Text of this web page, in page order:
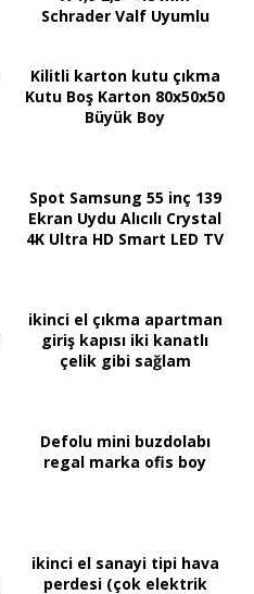
Schrader Valf Uyumlu
Kilitli karton kutu çıkma
Kutu Boş Karton 80x50x50
Büyük Boy
Spot Samsung 55 inç 139
Ekran Uydu Alıcılı Crystal
4K Ultra HD Smart LED TV
ikinci el çıkma apartman
giriş kapısı iki kanatlı
çelik gibi sağlam
Defolu mini buzdolabı
regal marka ofis boy
ikinci el sanayi tipi hava
perdesi (çok elektrik